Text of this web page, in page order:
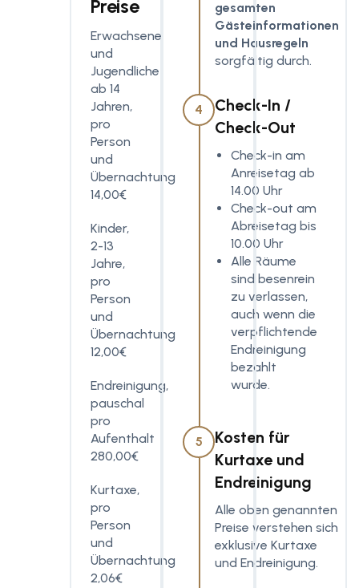
Preise
Erwachsene
und
Jugendliche
ab 14
Jahren,
pro
Person
und
Übernachtung
14,00€
Kinder,
2-13
Jahre,
pro
Person
und
Übernachtung
12,00€
Endreinigung,
pauschal
pro
Aufenthalt
280,00€
Kurtaxe,
pro
Person
und
Übernachtung
2,06€
gesamten
Gästeinformationen
und Hausregeln
sorgfältig durch.
4
Check-In /
Check-Out
Check-in am
Anreisetag ab
14.00 Uhr
Check-out am
Abreisetag bis
10.00 Uhr
Alle Räume
sind besenrein
zu verlassen,
auch wenn die
verpflichtende
Endreinigung
bezahlt
wurde.
5
Kosten für
Kurtaxe und
Endreinigung
Alle oben genannten
Preise verstehen sich
exklusive Kurtaxe
und Endreinigung.